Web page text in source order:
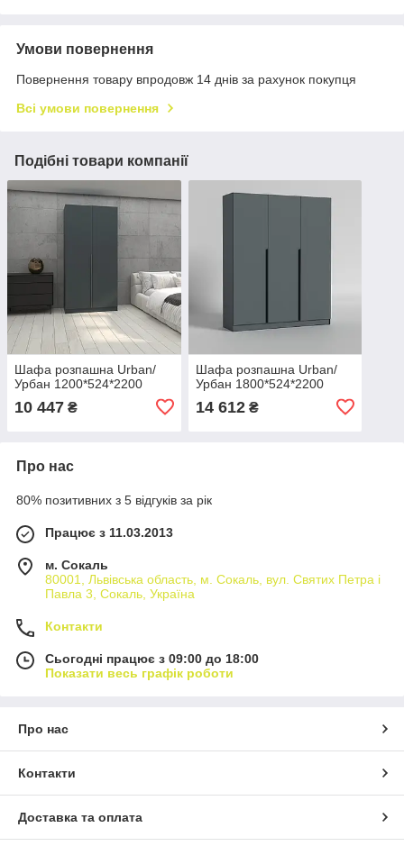
Умови повернення
Повернення товару впродовж 14 днів за рахунок покупця
Всі умови повернення
Подібні товари компанії
Шафа розпашна Urban/
Урбан 1200*524*2200
10 447 ₴
Шафа розпашна Urban/
Урбан 1800*524*2200
14 612₴
Про нас
80% позитивних з 5 відгуків за рік
Працює з 11.03.2013
м. Сокаль
80001, Львівська область, м. Сокаль, вул. Святих Петра і
Павла 3, Сокаль, Україна
Контакти
Сьогодні працює з 09:00 до 18:00
Показати весь графік роботи
Про нас
Контакти
Доставка та оплата